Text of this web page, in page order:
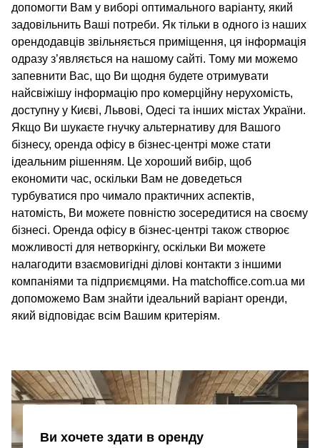
допомогти Вам у виборі оптимального варіанту, який
задовільнить Ваші потреби. Як тільки в одного із наших
орендодавців звільняється приміщення, ця інформація
одразу з’являється на нашому сайті. Тому ми можемо
запевнити Вас, що Ви щодня будете отримувати
найсвіжішу інформацію про комерційну нерухомість,
доступну у Києві, Львові, Одесі та інших містах України.
Якщо Ви шукаєте гнучку альтернативу для Вашого
бізнесу, оренда офісу в бізнес-центрі може стати
ідеальним рішенням. Це хороший вибір, щоб
економити час, оскільки Вам не доведеться
турбуватися про чимало практичних аспектів,
натомість, Ви можете повністю зосередитися на своєму
бізнесі. Оренда офісу в бізнес-центрі також створює
можливості для нетворкінгу, оскільки Ви можете
налагодити взаємовигідні ділові контакти з іншими
компаніями та підприємцями. На matchoffice.com.ua ми
допоможемо Вам знайти ідеальний варіант оренди,
який відповідає всім Вашим критеріям.
Ви хочете здати в оренду